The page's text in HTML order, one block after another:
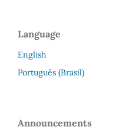
Language
English
Português (Brasil)
Announcements